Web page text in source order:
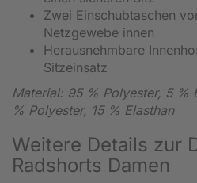
Zwei Einschubtaschen
Netzgewebe innen
Herausnehmbare
Sitzeinsatz
Material: 95 % Polyester, 5 %
% Polyester, 15 % Elasthan
Weitere Details zur
Radshorts Damen